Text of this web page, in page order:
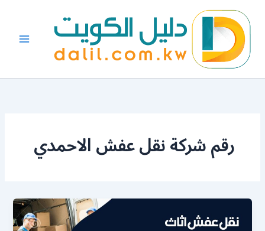
المحتوى
رقم شركة نقل عفش الاحمدي